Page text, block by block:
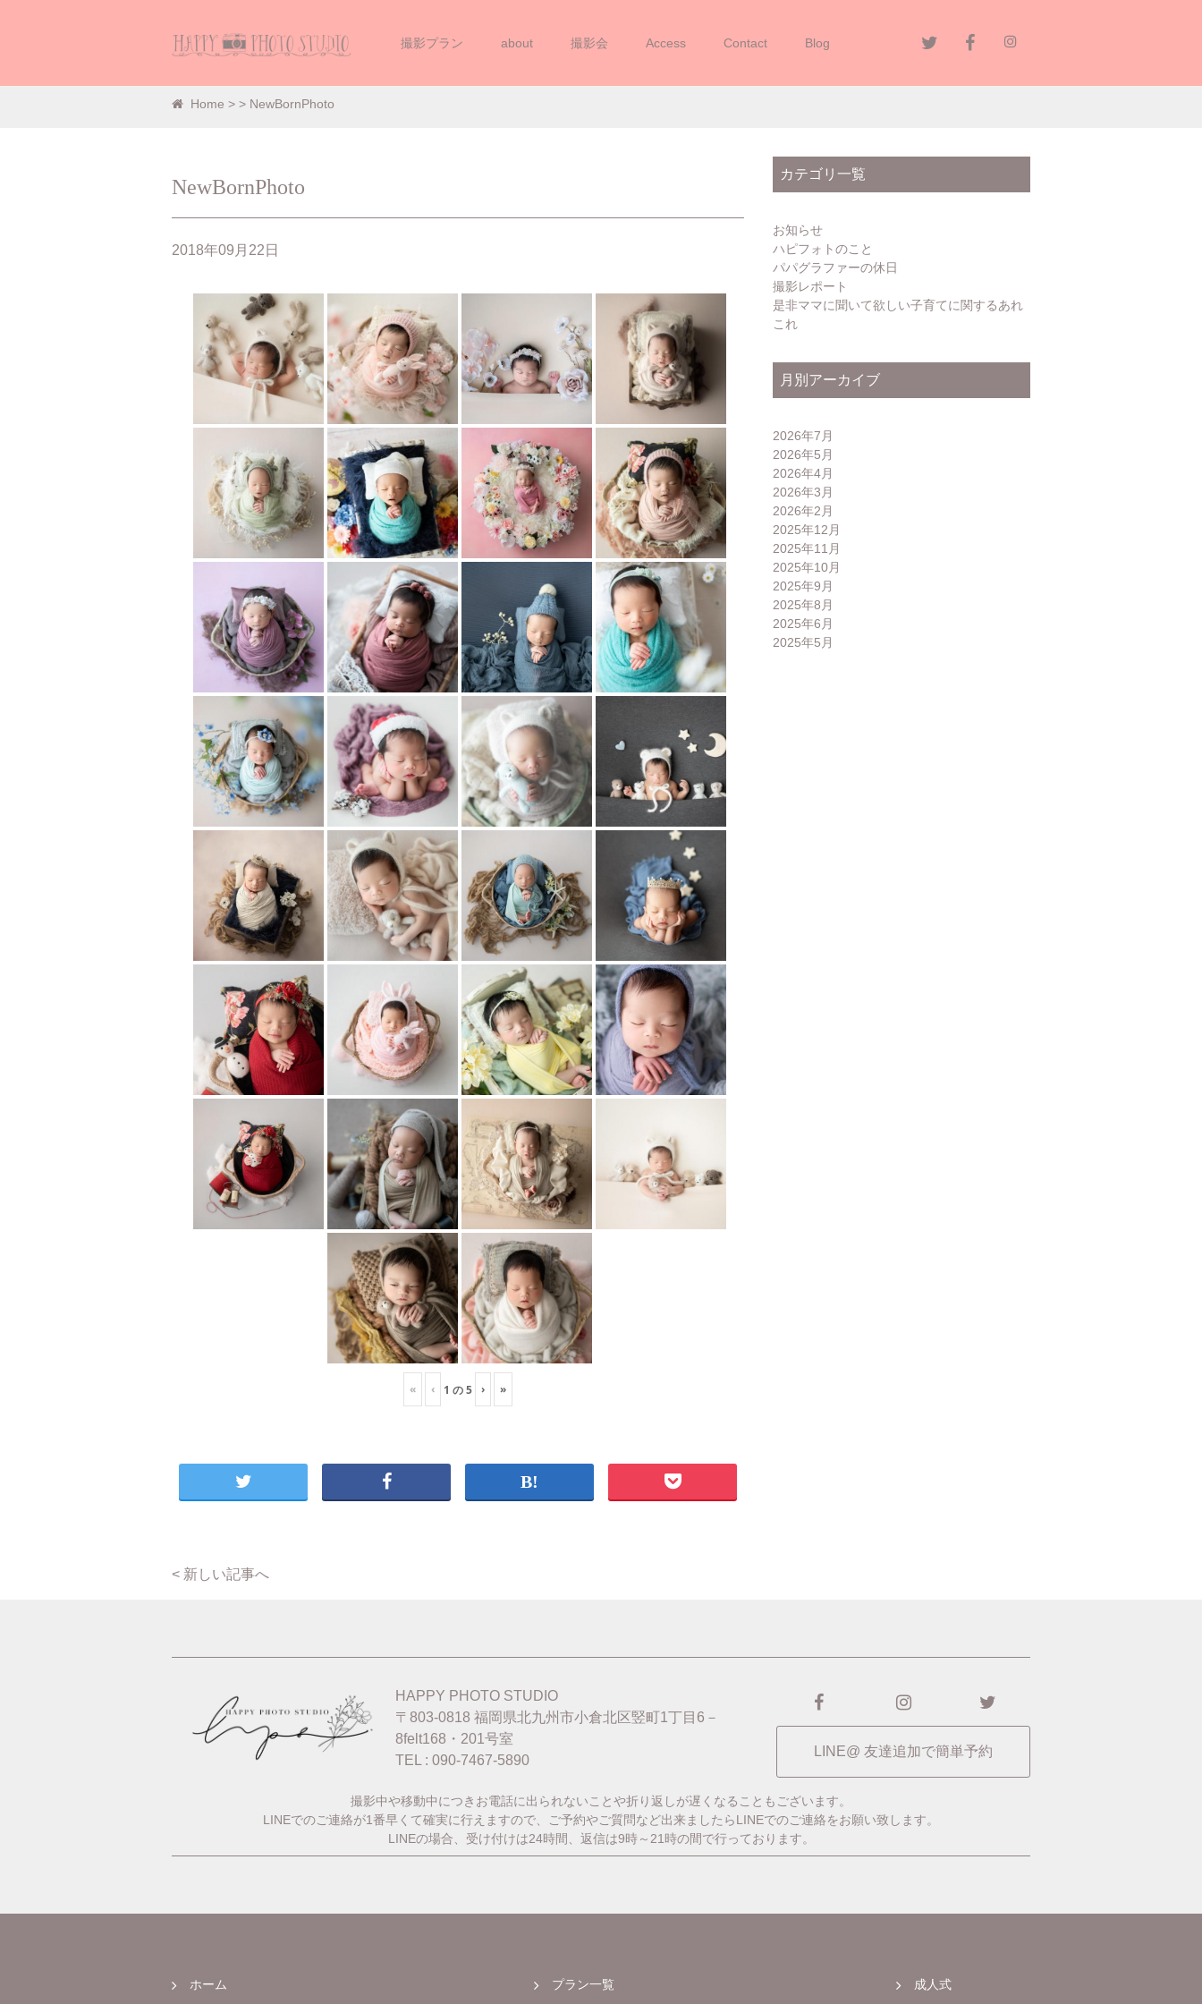
撮影プラン about 撮影会 Access Contact Blog
Home > > NewBornPhoto
NewBornPhoto
2018年09月22日
« ‹ 1 の5 › »
< 新しい記事へ
カテゴリ一覧
お知らせ
ハピフォトのこと
パパグラファーの休日
撮影レポート
是非ママに聞いて欲しい子育てに関するあれ
これ
月別アーカイブ
2026年7月
2026年5月
2026年4月
2026年3月
2026年2月
2025年12月
2025年11月
2025年10月
2025年9月
2025年8月
2025年6月
2025年5月
HAPPY PHOTO STUDIO
〒803-0818 福岡県北九州市小倉北区竪町1丁目6－
8felt168・201号室
TEL : 090-7467-5890
LINE@ 友達追加で簡単予約
撮影中や移動中につきお電話に出られないことや折り返しが遅くなることもございます。
LINEでのご連絡が1番早くて確実に行えますので、ご予約やご質問など出来ましたらLINEでのご連絡をお願い致します。
LINEの場合、受け付けは24時間、返信は9時～21時の間で行っております。
ホーム プラン一覧 成人式